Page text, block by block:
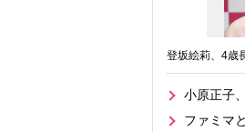
登坂絵莉、4歳
小原正子
ファミマ